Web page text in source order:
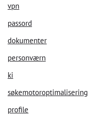
vpn
passord
dokumenter
personværn
ki
søkemotoroptimalisering
profile